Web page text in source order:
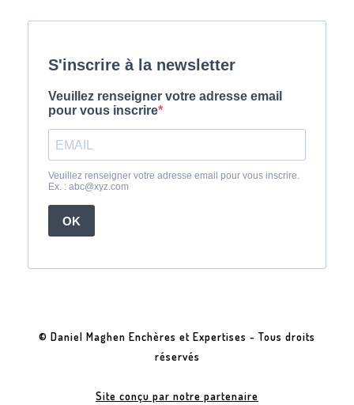
© Daniel Maghen Enchères et Expertises - Tous droits
réservés
Site conçu par notre partenaire